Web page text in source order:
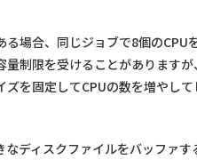
場合、同じジョブで8個のCPU
制限を受けることがありますが
を固定してCPUの数を増やして
ディスクファイルをバッファす